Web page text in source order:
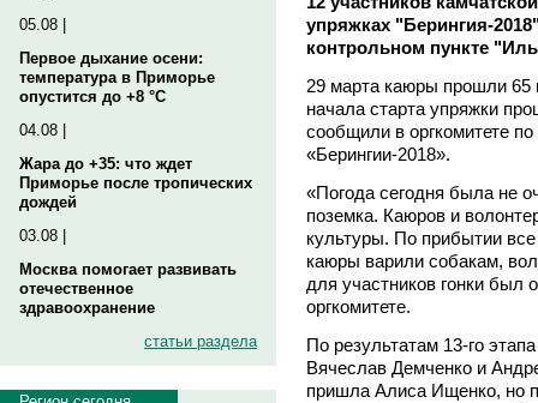
05.08 |
Первое дыхание осени:
температура в Приморье
опустится до +8 °C
04.08 |
Жара до +35: что ждет
Приморье после тропических
дождей
03.08 |
Москва помогает развивать
отечественное
здравоохранение
статьи раздела
упряжках "Берингия-
контрольном пункте
29 марта каюры прошли 65
начала старта упряжки
сообщили в оргкомитете
«Берингии-2018».
«Погода сегодня была не
поземка. Каюров и
культуры. По прибытии
каюры варили собакам,
для участников гонки был
оргкомитете.
По результатам 13-го
Вячеслав Демченко и
пришла Алиса Ищенко, но